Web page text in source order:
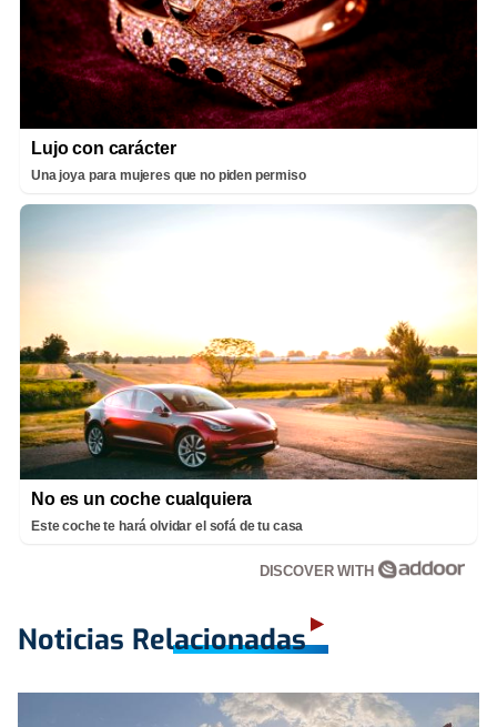
Lujo con carácter
Una joya para mujeres que no piden permiso
No es un coche cualquiera
Este coche te hará olvidar el sofá de tu casa
DISCOVER WITH
Noticias Relacionadas